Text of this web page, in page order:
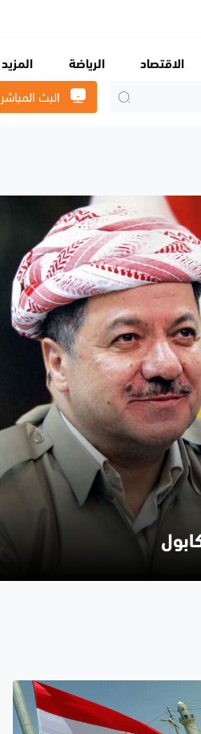
الاقتصاد الرياضة المزيد
البث المباشر